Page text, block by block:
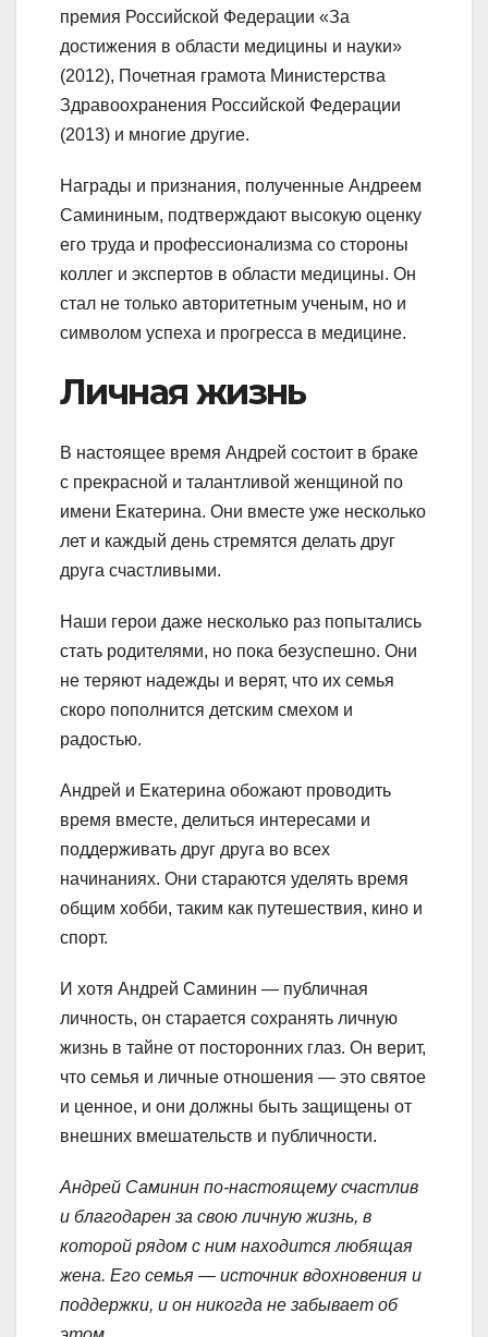
премия Российской Федерации «За
достижения в области медицины и науки»
(2012), Почетная грамота Министерства
Здравоохранения Российской Федерации
(2013) и многие другие.
Награды и признания, полученные Андреем
Самининым, подтверждают высокую оценку
его труда и профессионализма со стороны
коллег и экспертов в области медицины. Он
стал не только авторитетным ученым, но и
символом успеха и прогресса в медицине.
Личная жизнь
В настоящее время Андрей состоит в браке
с прекрасной и талантливой женщиной по
имени Екатерина. Они вместе уже несколько
лет и каждый день стремятся делать друг
друга счастливыми.
Наши герои даже несколько раз попытались
стать родителями, но пока безуспешно. Они
не теряют надежды и верят, что их семья
скоро пополнится детским смехом и
радостью.
Андрей и Екатерина обожают проводить
время вместе, делиться интересами и
поддерживать друг друга во всех
начинаниях. Они стараются уделять время
общим хобби, таким как путешествия, кино и
спорт.
И хотя Андрей Саминин — публичная
личность, он старается сохранять личную
жизнь в тайне от посторонних глаз. Он верит,
что семья и личные отношения — это святое
и ценное, и они должны быть защищены от
внешних вмешательств и публичности.
Андрей Саминин по-настоящему счастлив
и благодарен за свою личную жизнь, в
которой рядом с ним находится любящая
жена. Его семья — источник вдохновения и
поддержки, и он никогда не забывает об